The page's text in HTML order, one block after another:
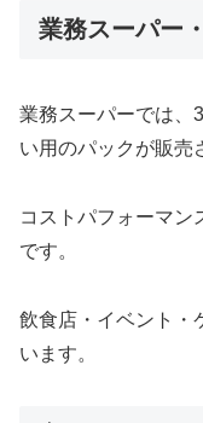
業務スーパー
業務スーパーでは、
い用のパックが販売
コストパフォーマン
です。
飲食店・イベント・
います。